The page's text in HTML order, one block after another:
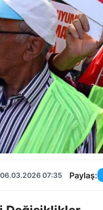
07:35 Paylaş: